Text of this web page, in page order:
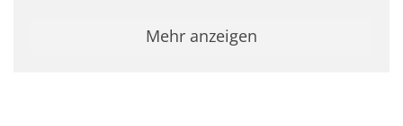
Mehr anzeigen